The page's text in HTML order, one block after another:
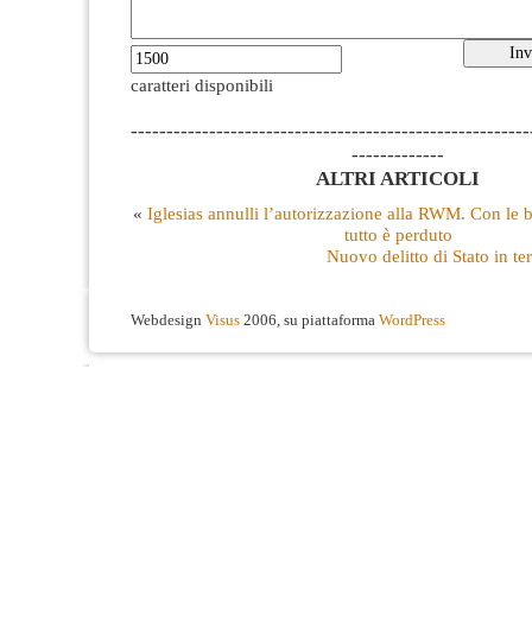
caratteri disponibili
-------------
ALTRI ARTICOLI
« Iglesias annulli l’autorizzazione alla RWM. Con le
tutto è perduto
Nuovo delitto di Stato in
Webdesign Visus 2006, su piattaforma WordPress